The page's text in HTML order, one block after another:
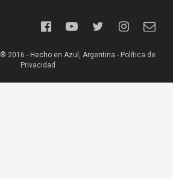
2016 - Hecho en Azul, Argentina - Política de
Privacidad